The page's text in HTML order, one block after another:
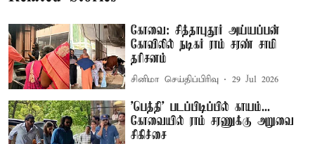
கோவை: சித்தாபுதூர் அய்யப்பன்
கோவிலில் நடிகர் ராம் சரண் சாமி
தரிசனம்
சினிமா செய்திப்பிரிவு 29 Jul 2026
'பெத்தி' படப்பிடிப்பில் காயம்...
கோவையில் ராம் சரணுக்கு அறுவை
சிகிச்சை